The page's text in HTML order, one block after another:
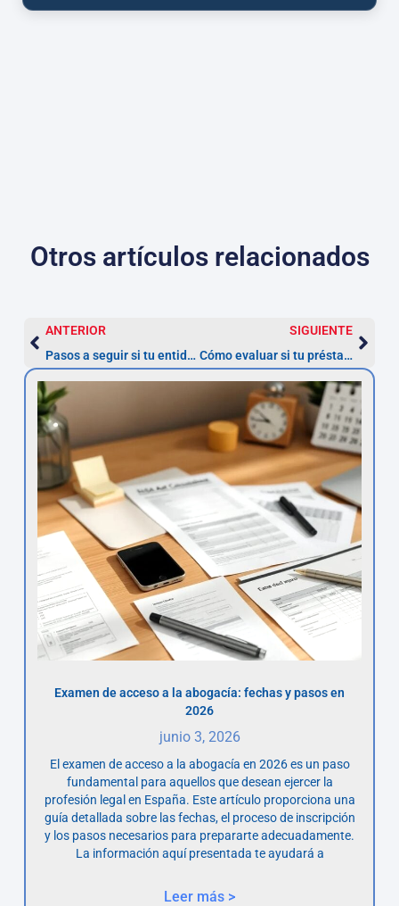
Otros artículos relacionados
ANTERIOR
Pasos a seguir si tu entidad se niega a reconocer la nulidad de tu préstamo
SIGUIENTE
Cómo evaluar si tu préstamo personal es usurario y qué hacer
Examen de acceso a la abogacía: fechas y pasos en
2026
junio 3, 2026
El examen de acceso a la abogacía en 2026 es un paso
fundamental para aquellos que desean ejercer la
profesión legal en España. Este artículo proporciona una
guía detallada sobre las fechas, el proceso de inscripción
y los pasos necesarios para prepararte adecuadamente.
La información aquí presentada te ayudará a
Leer más >